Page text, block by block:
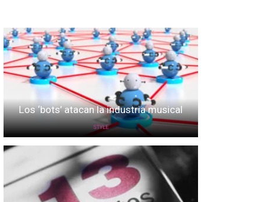
Los ‘bots’ atacan la industria musical
STYLE